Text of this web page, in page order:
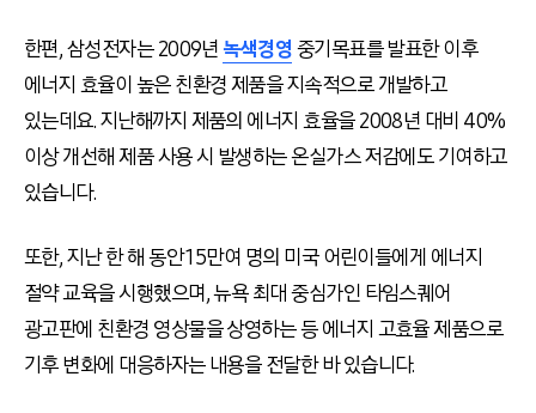
한편, 삼성전자는 2009년녹색경영중기목표를 발표한 이후
에너지 효율이 높은 친환경 제품을 지속적으로 개발하고
있는데요. 지난해까지 제품의 에너지 효율을 2008년 대비 40%
이상 개선해 제품 사용 시 발생하는 온실가스 저감에도 기여하고
있습니다.
또한, 지난 한 해 동안 15만여 명의 미국 어린이들에게 에너지
절약 교육을 시행했으며, 뉴욕 최대 중심가인 타임스퀘어
광고판에 친환경 영상물을 상영하는 등 에너지 고효율 제품으로
기후 변화에 대응하자는 내용을 전달한 바 있습니다.